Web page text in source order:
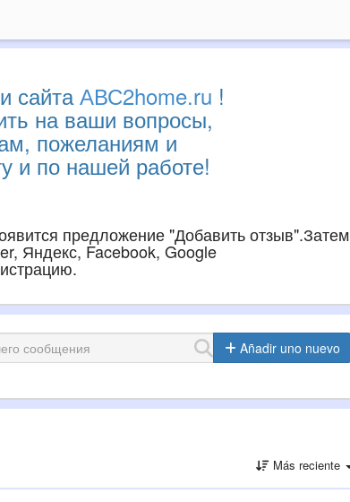
сайтаАВС2home.ru !
на ваши вопросы,
пожеланиям и
и по нашей работе!
предложение "Добавить отзыв".Затем
Яндекс, Facebook, Google
Añadir uno nuevo
Más reciente